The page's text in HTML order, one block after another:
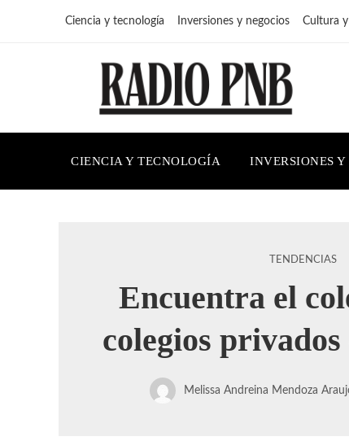
Ciencia y tecnología Inversiones y negocios Cultura
CIENCIA Y TECNOLOGÍA INVERSIONES Y
TENDENCIAS
Encuentra el
colegios
Melissa Andreina Mendoza